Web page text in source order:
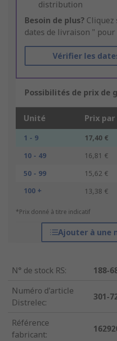
distribution
Besoin de plus?
dates de livraison "
Vérifier les
Possibilités de prix de
Unité Prix
1 - 9
17,40 €
10 - 49
16,81 €
50 - 99
15,62 €
100 +
13,38 €
*Prix donné à titre indicatif
Ajouter à une
N° de stock RS:
188-
Numéro d'article
Distrelec:
301-
Référence
fabricant: